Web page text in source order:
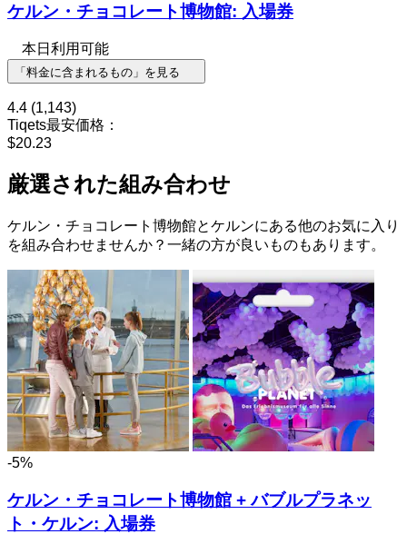
ケルン・チョコレート博物館: 入場券
本日利用可能
「料金に含まれるもの」を見る
4.4 (1,143)
Tiqets最安価格：
$20.23
厳選された組み合わせ
ケルン・チョコレート博物館とケルンにある他のお気に入り
を組み合わせませんか？一緒の方が良いものもあります。
-5%
ケルン・チョコレート博物館 + バブルプラネッ
ト・ケルン: 入場券